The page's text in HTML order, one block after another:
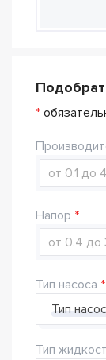
*
Напор
Тип насоса
Тип
Тип